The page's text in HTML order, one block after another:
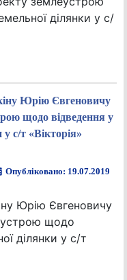
ділянки у с/
Юрію Євгеновичу
щодо відведення у
у с/т «Вікторія»
Опубліковано: 19.07.2019
Юрію Євгеновичу
щодо
ділянки у с/т